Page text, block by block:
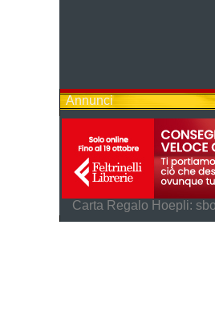
Annunci
Carta Regalo Hoepli: